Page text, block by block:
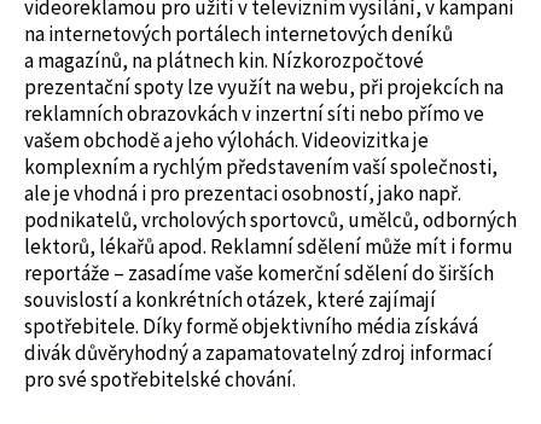
videoreklamou pro užití v televizním vysílání, v kampani
na internetových portálech internetových deníků
a magazínů, na plátnech kin. Nízkorozpočtové
prezentační spoty lze využít na webu, při projekcích na
reklamních obrazovkách v inzertní síti nebo přímo ve
vašem obchodě a jeho výlohách. Videovizitka je
komplexním a rychlým představením vaší společnosti,
ale je vhodná i pro prezentaci osobností, jako např.
podnikatelů, vrcholových sportovců, umělců, odborných
lektorů, lékařů apod. Reklamní sdělení může mít i formu
reportáže – zasadíme vaše komerční sdělení do širších
souvislostí a konkrétních otázek, které zajímají
spotřebitele. Díky formě objektivního média získává
divák důvěryhodný a zapamatovatelný zdroj informací
pro své spotřebitelské chování.